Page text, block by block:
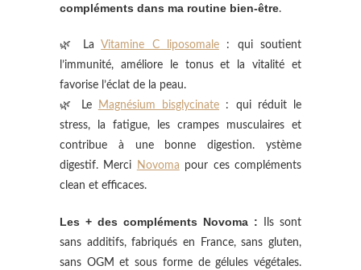
compléments dans ma routine bien-être.
🌿 LaVitamine C liposomale: qui soutient
l’immunité, améliore le tonus et la vitalité et
favorise l’éclat de la peau.
🌿 Le
Magnésium bisglycinate : qui réduit le
stress, la fatigue, les crampes musculaires et
contribue à une bonne digestion. ystème
digestif. Merci
Novoma pour ces compléments
clean et efficaces.
Les + des compléments Novoma : Ils sont
sans additifs, fabriqués en France, sans gluten,
sans OGM et sous forme de gélules végétales.